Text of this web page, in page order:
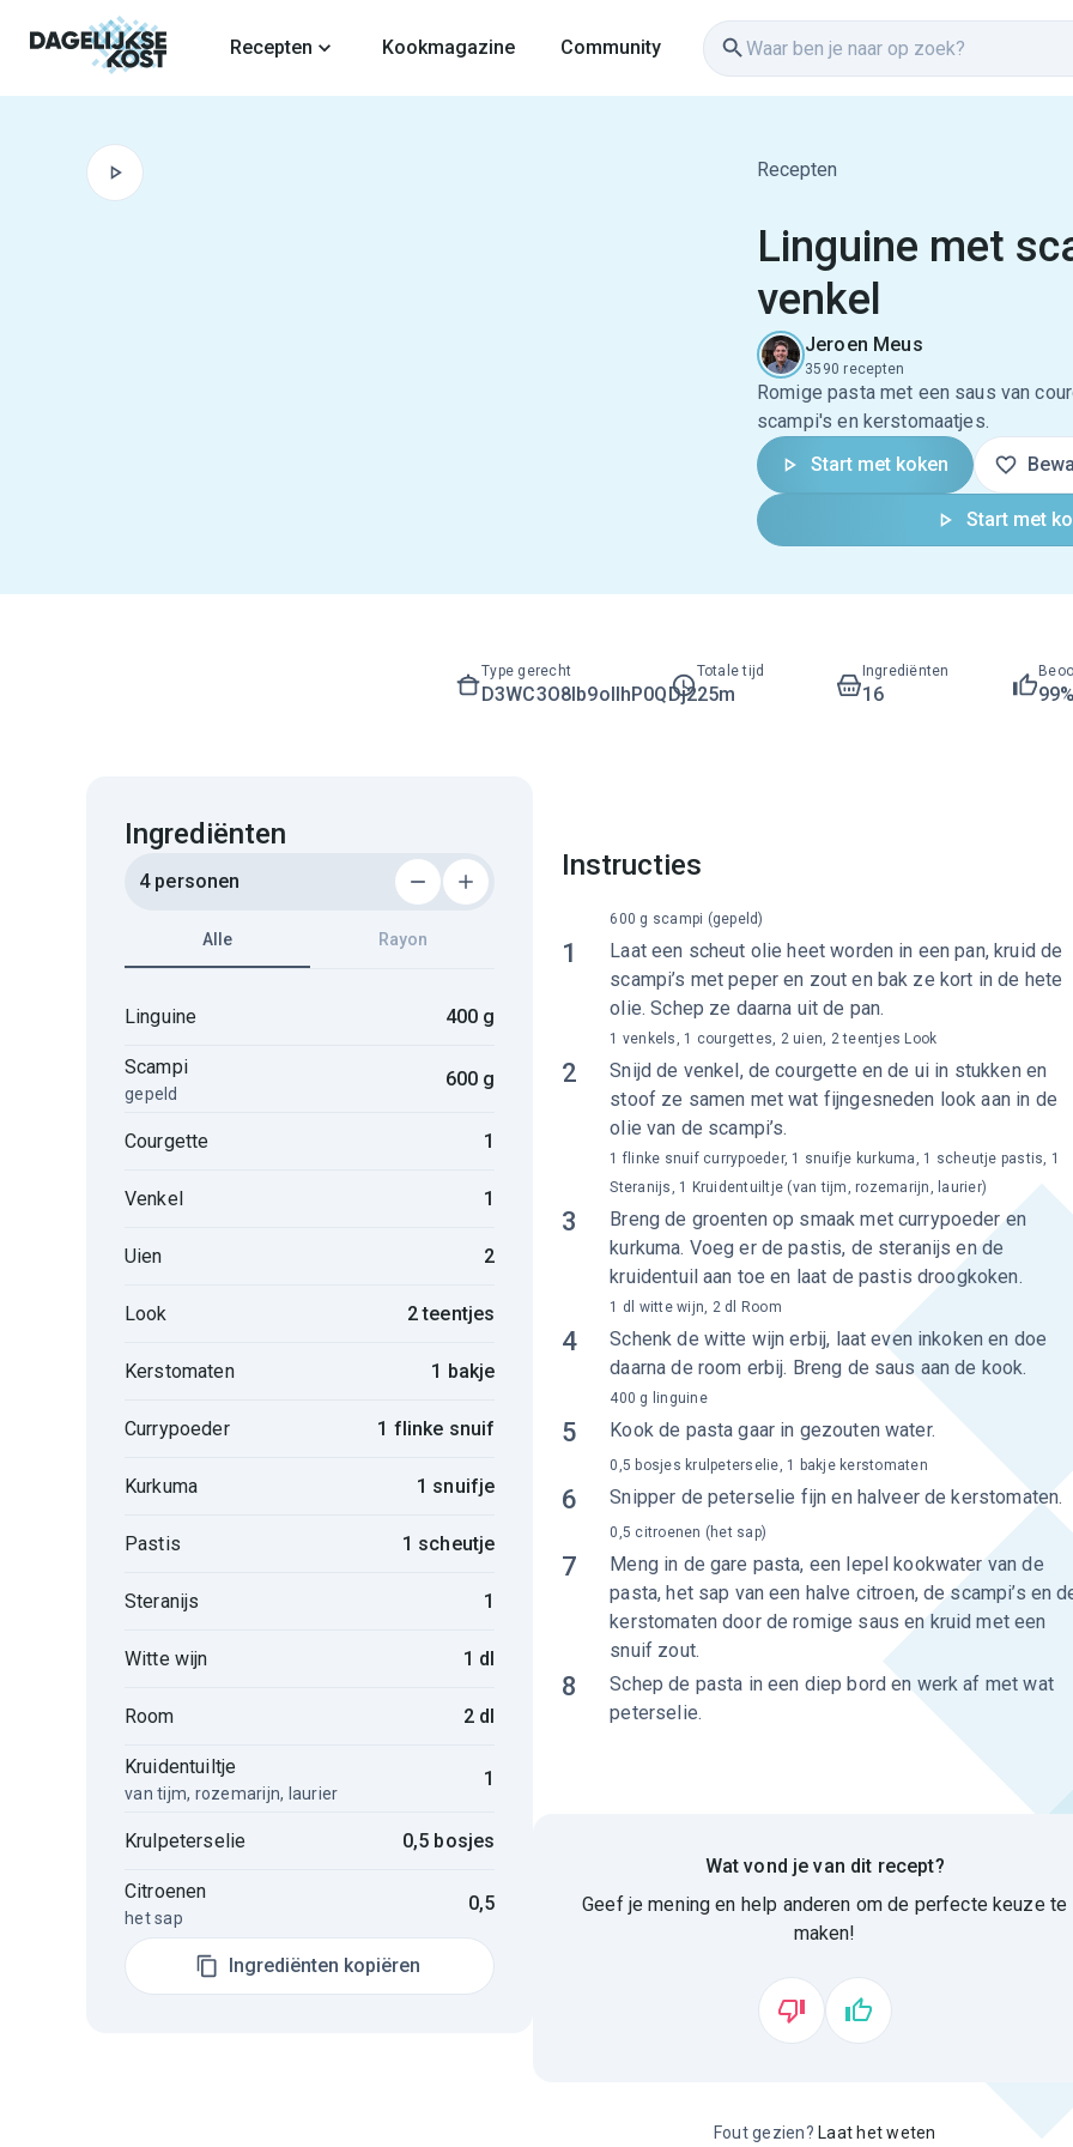
Recepten
Kookmagazine Community
Recepten
Linguine met
venkel
Jeroen Meus
3590 recepten
Romige pasta met een saus van
scampi's en kerstomaatjes.
Start met koken
Start met
Type gerecht
D3WC3O8lb9ollhP0QDj2
Totale tijd
25m
Ingrediënten
16
Ingrediënten
4 personen
Alle Rayon
Linguine 400 g
Scampi
gepeld
600 g
Courgette 1
Venkel 1
Uien 2
Look 2 teentjes
Kerstomaten 1 bakje
Currypoeder 1 flinke snuif
Kurkuma 1 snuifje
Pastis 1 scheutje
Steranijs 1
Witte wijn 1 dl
Room 2 dl
Kruidentuiltje
van tijm, rozemarijn, laurier
1
Krulpeterselie 0,5 bosjes
Citroenen
het sap
0,5
Ingrediënten kopiëren
Instructies
1
Laat een scheut olie heet worden in een pan, kruid de
scampi’s met peper en zout en bak ze kort in de hete
olie. Schep ze daarna uit de pan.
600 g scampi (gepeld)
2
Snijd de venkel, de courgette en de ui in stukken en
stoof ze samen met wat fijngesneden look aan in de
olie van de scampi’s.
1 venkels, 1 courgettes, 2 uien, 2 teentjes Look
3
Breng de groenten op smaak met currypoeder en
kurkuma. Voeg er de pastis, de steranijs en de
kruidentuil aan toe en laat de pastis droogkoken.
1 flinke snuif currypoeder, 1 snuifje kurkuma, 1 scheutje pastis, 1
Steranijs, 1 Kruidentuiltje (van tijm, rozemarijn, laurier)
4
Schenk de witte wijn erbij, laat even inkoken en doe
daarna de room erbij. Breng de saus aan de kook.
1 dl witte wijn, 2 dl Room
5 Kook de pasta gaar in gezouten water.
400 g linguine
6 Snipper de peterselie fijn en halveer de kerstomaten.
0,5 bosjes krulpeterselie, 1 bakje kerstomaten
7
Meng in de gare pasta, een lepel kookwater van de
pasta, het sap van een halve citroen, de scampi’s en
kerstomaten door de romige saus en kruid met een
snuif zout.
0,5 citroenen (het sap)
8
Schep de pasta in een diep bord en werk af met wat
peterselie.
Wat vond je van dit recept?
Geef je mening en help anderen om de perfecte keuze te
maken!
Fout gezien? Laat het weten